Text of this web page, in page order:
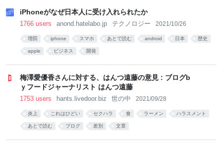
iPhoneがなぜ日本人に受け入れられたか
1766 users anond.hatelabo.jp テクノロジー 2021/10/26
増田 iphone スマホ あとで読む android 日本 歴史
apple ビジネス 開発
梅澤愛優香さんに対する、はんつ遠藤の意見 : ブログb
ｙフードジャーナリスト はんつ遠藤
1753 users hants.livedoor.biz 世の中 2021/09/28
炎上 これはひどい セクハラ 食 ラーメン ハラスメント
あとで読む ブログ 差別 文章